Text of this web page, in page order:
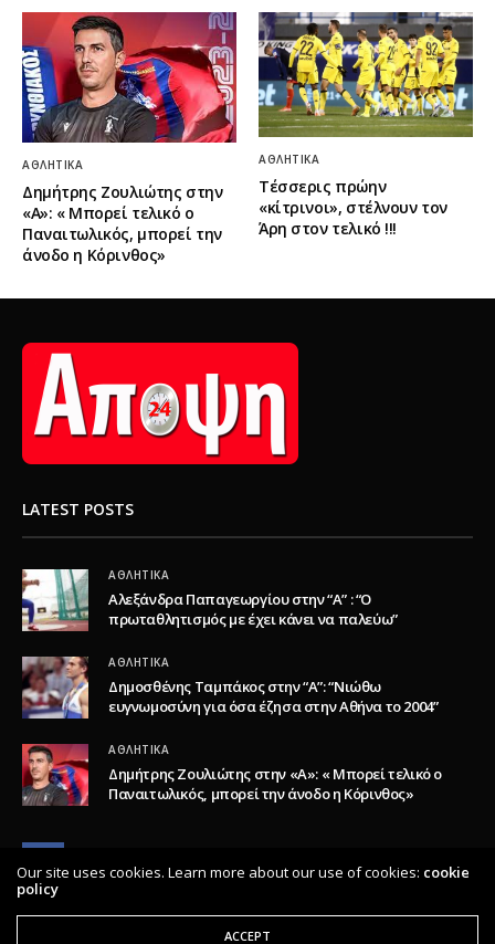
ΑΘΛΗΤΙΚΆ
Δημήτρης Ζουλιώτης στην
«Α»: « Μπορεί τελικό ο
Παναιτωλικός, μπορεί την
άνοδο η Κόρινθος»
ΑΘΛΗΤΙΚΆ
Τέσσερις πρώην
«κίτρινοι», στέλνουν τον
Άρη στον τελικό !!!
LATEST POSTS
ΑΘΛΗΤΙΚΆ
Αλεξάνδρα Παπαγεωργίου στην “Α” : “Ο
πρωταθλητισμός με έχει κάνει να παλεύω”
ΑΘΛΗΤΙΚΆ
Δημοσθένης Ταμπάκος στην “A”: “Νιώθω
ευγνωμοσύνη για όσα έζησα στην Αθήνα το 2004”
ΑΘΛΗΤΙΚΆ
Δημήτρης Ζουλιώτης στην «Α»: « Μπορεί τελικό ο
Παναιτωλικός, μπορεί την άνοδο η Κόρινθος»
Our site uses cookies. Learn more about our use of cookies: cookie
policy
ACCEPT